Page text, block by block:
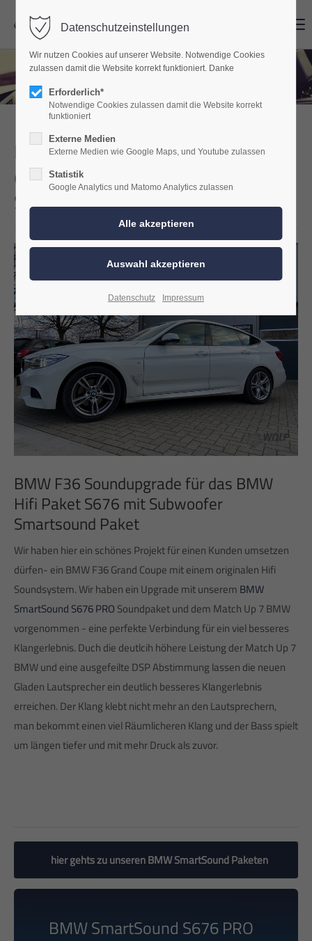
BMW F36 Harman Kardon
oder Hi-Fi Soundupgrade mit
Subwoofer
BMW F36 Soundupgrade für das BMW
Hifi Paket S676 mit Subwoofer
Smartsound Paket
Wirhaben hierein schönes Projekt füreinen Kunden umsetzen
dürfen- ein BMWF36Grand Coupe miteinem originalen Hifi
Soundsystem.Wirhaben ein Upgrade mitunserem BMW
SmartSound S676 PRO Soundpaket und dem Match Up 7 BMW
vorgenommen - eine perfekteVerbindung füreinviel besseres
Klangerlebnis. Duch die deutlcih höhere Leistung der Match Up 7
BMW und eine ausgefeilte DSP Abstimmung lassen die neuen
Gladen Lautsprecherein deutlich besseres Klangerlebnis
erreichen. Der Klang klebt nicht mehr an den Lautsprechern,
man bekommt einen viel Räumlicheren Klang und der Bass spielt
um längen tiefer und mit mehr Druck als zuvor.
hier gehts zu unseren BMW SmartSound Paketen
BMW SmartSound S676 PRO
Datenschutzeinstellungen
Wir nutzen Cookies auf unserer Website. Notwendige Cookies
zulassen damit die Website korrekt funktioniert. Danke
Erforderlich*
Notwendige Cookies zulassen damit die Website korrekt
funktioniert
Externe Medien
Externe Medien wie Google Maps, und Youtube zulassen
Statistik
Google Analytics und Matomo Analytics zulassen
Datenschutz Impressum